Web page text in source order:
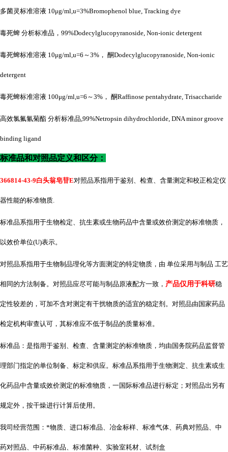
多菌灵标准溶液 10μg/ml,u=3%Bromophenol blue, Tracking dye
毒死蜱 分析标准品， 99%Dodecylglucopyranoside, Non-ionic detergent
毒死蜱标准溶液 10μg/ml,u=6～3%， 酮Dodecylglucopyranoside, Non-ionic
detergent
毒死蜱标准溶液 100μg/ml,u=6～3%， 酮Raffinose pentahydrate, Trisaccharide
高效氯氟氰菊酯 分析标准品,99%Netropsin dihydrochloride, DNA minor groove
binding ligand
标准品和对照品定义和区分：
366814-43-9白头翁皂苷E对照品系指用于鉴别、检查、含量测定和校正检定仪
器性能的标准物质.
标准品系指用于生物检定、抗生素或生物药品中含量或效价测定的标准物质，
以效价单位(U)表示。
对照品系指用于生物制品理化等方面测定的特定物质，由 单位采用与制品 工艺
相同的方法制备。对照品应尽可能与制品原液配方一致， 产品仅用于科研稳
定性较差的，可加不含对测定有干扰物质的适宜的稳定剂。对照品由国家药品
检定机构审查认可，其标准应不低于制品的质量标准。
标准品：是指用于鉴别、检查、含量测定的标准物质，均由国务院药品监督管
理部门指定的单位制备、标定和供应。标准品系指用于生物测定、抗生素或生
化药品中含量或效价测定的标准物质，一国际标准品进行标定；对照品出另有
规定外，按干燥进行计算后使用。
我司经营范围：*物质、进口标准品、冶金标样、标准气体、药典对照品、中
药对照品、中药标准品、标准菌种、实验室耗材、试剂盒